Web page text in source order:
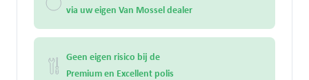
via uw eigen Van Mossel dealer
Geen eigen risico bij de
Premium en Excellent polis